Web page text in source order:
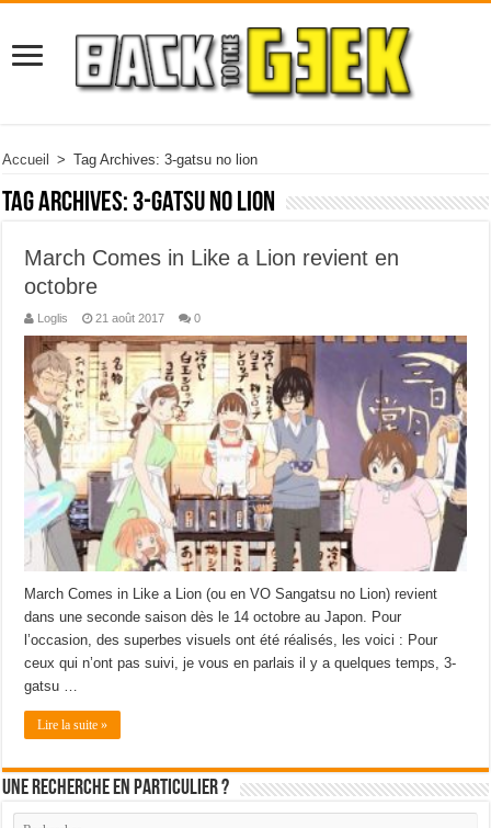
Accueil > Tag Archives: 3-gatsu no lion
Tag Archives:3-gatsu no lion
March Comes in Like a Lion revient en
octobre
Loglis 21 août 2017 0
March Comes in Like a Lion (ou en VO Sangatsu no Lion) revient
dans une seconde saison dès le 14 octobre au Japon. Pour
l’occasion, des superbes visuels ont été réalisés, les voici : Pour
ceux qui n’ont pas suivi, je vous en parlais il y a quelques temps, 3-
gatsu …
Lire la suite »
Une recherche en particulier ?